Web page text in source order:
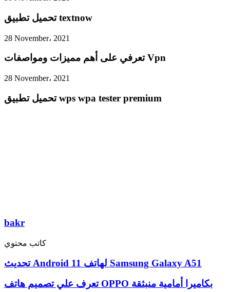
تحميل تطبيق textnow
28 November، 2021
تعرفي على أهم مميزات ومواصفات Vpn
28 November، 2021
تحميل تطبيق wps wpa tester premium
bakr
كاتب محتوي
تحديث Android 11 لهاتف Samsung Galaxy A51
تعرف علي تصميم هاتف OPPO بكاميرا أمامية منبثقة